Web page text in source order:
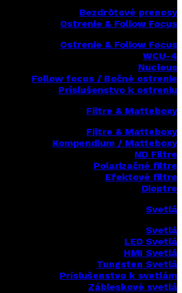
Bezdrôtové prenosy
Ostrenie & Follow Focus
Ostrenie & Follow Focus
WCU-4
Nucleus
Follow focus / Bočné ostrenie
Príslušenstvo k ostreniu
Filtre & Matteboxy
Filtre & Matteboxy
Kompendium / Matteboxy
ND Filtre
Polarizačné filtre
Efektové filtre
Dioptre
Svetlá
Svetlá
LED Svetlá
HMI Svetlá
Tungsten Svetlá
Príslušenstvo k svetlám
Zábleskové svetlá